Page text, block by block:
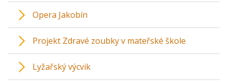
Opera Jakobín
Projekt Zdravé zoubky v mateřské škole
Lyžařský výcvik